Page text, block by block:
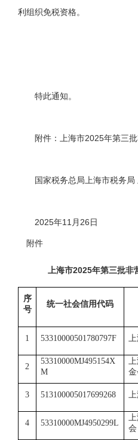
利组织免税资格。
特此通知。
附件：上海市2025年第三批
国家税务总局上海市税务局
2025年11月26日
附件
上海市2025年第三批
序
号
统一社会信用代码
1 53310000501780797F
2
53310000MJ495154X
M
金
3 513100005017699268
4 53310000MJ4950299L
会